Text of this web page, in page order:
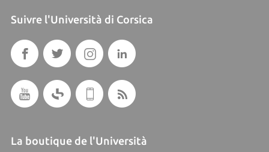
Suivre l'Università di Corsica
La boutique de l'Università